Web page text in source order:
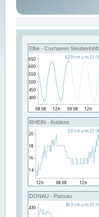
Elbe - Cuxhaven Steubenhöft
RHEIN - Koblenz
DONAU - Passau